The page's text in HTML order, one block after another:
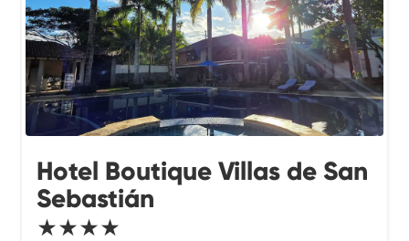
Hotel Boutique Villas de San
Sebastián
★★★★